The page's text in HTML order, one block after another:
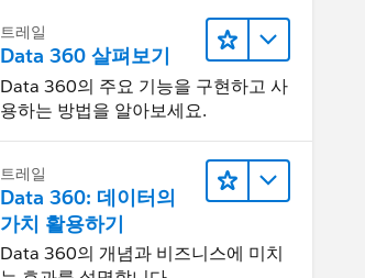
트레일
Data 360 살펴보기
Data 360의 주요 기능을 구현하고 사
용하는 방법을 알아보세요.
트레일
Data 360: 데이터의
가치 활용하기
Data 360의 개념과 비즈니스에 미치